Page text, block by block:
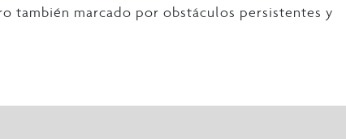
también marcado por obstáculos persistentes y